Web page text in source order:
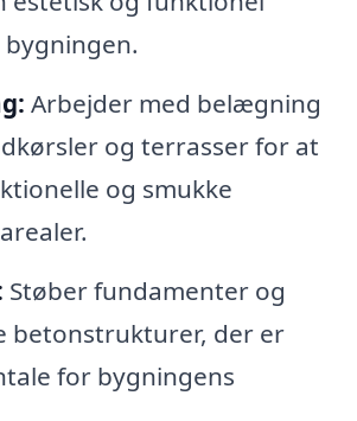
Arbejder med belægning
og terrasser for at
og smukke
Støber fundamenter og
betonstrukturer, der er
for bygningens